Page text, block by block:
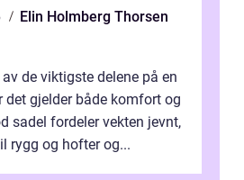
Elin Holmberg Thorsen
de viktigste delene på en
det gjelder både komfort og
sadel fordeler vekten jevnt,
rygg og hofter og...